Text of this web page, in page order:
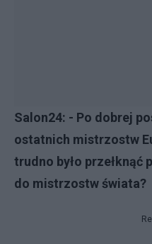
Salon24: - Po dobrej
ostatnich mistrzostw
trudno było przełknąć
do mistrzostw świata?